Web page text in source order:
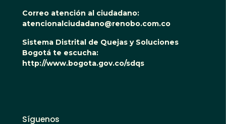
Correo atención al ciudadano:
atencionalciudadano@renobo.com.co
Sistema Distrital de Quejas y Soluciones
Bogotá te escucha:
http://www.bogota.gov.co/sdqs
Síguenos